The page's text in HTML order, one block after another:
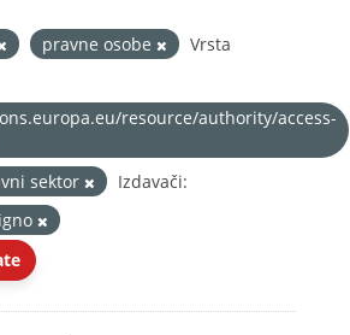
pravne osobe
Vrsta
resource/authority/access-
sektor
Izdavači: